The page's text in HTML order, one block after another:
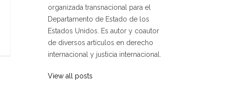
organizada transnacional para el
Departamento de Estado de los
Estados Unidos. Es autor y coautor
de diversos artículos en derecho
internacional y justicia internacional.
View all posts